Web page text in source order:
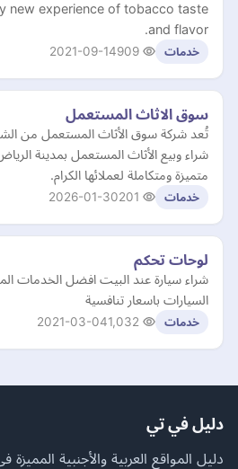
new experience of tobacco taste
and flavor.
خدمات 2021-09-14
سوق الاثاث المستعمل
تُعد شركة سوق الأثاث المستعمل من
شراء وبيع الأثاث المستعمل بمدينة
متميزة ومتكاملة لعملائها الكرام.
خدمات 2026-01-30
لوحات تحكم
شراء سيارة عند البيت افضل الخدمات
السيارات باسعار تنافسية
خدمات 2021-03-04
دليل في تي
دليل المواقع العربية والأجنبية المميزة